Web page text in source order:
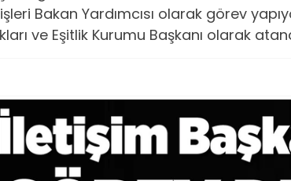
Bakan Yardımcısı olarak görev
ve Eşitlik Kurumu Başkanı olarak